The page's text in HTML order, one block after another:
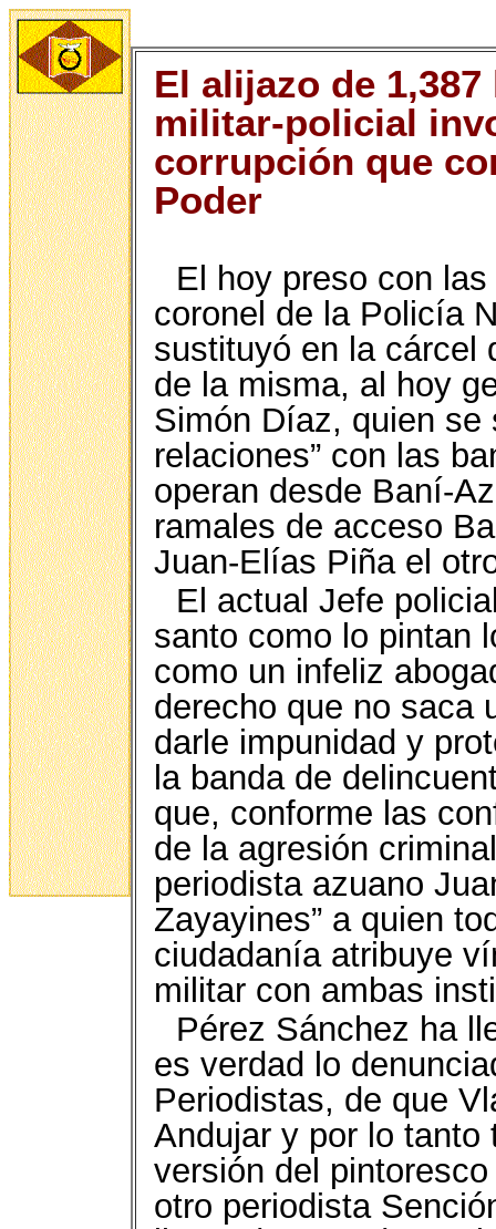
El alijazo de
militar-policial
corrupción que
Poder
El hoy preso con
coronel de la Policía
sustituyó en la cárcel
de la misma, al hoy
Simón Díaz, quien se
relaciones” con las
operan desde Baní-
ramales de acceso
Juan-Elías Piña el
El actual Jefe
santo como lo pintan
como un infeliz
derecho que no saca
darle impunidad y
la banda de
que, conforme las
de la agresión
periodista azuano
Zayayines” a quien
ciudadanía atribuye
militar con ambas
Pérez Sánchez ha
es verdad lo
Periodistas, de que
Andujar y por lo
versión del
otro periodista